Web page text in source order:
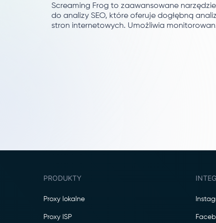
Screaming Frog to zaawansowane narzędzie
do analizy SEO, które oferuje dogłębną
stron internetowych. Umożliwia
PRODUKTY
Proxy lokalne
Proxy ISP